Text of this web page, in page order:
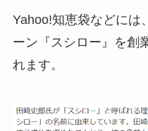
Yahoo!知恵袋などには
ーン『スシロー』を創
れます。